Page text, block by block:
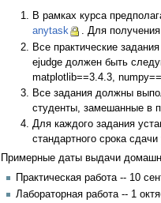
В рамках курса
anytask
. Для получения
Все практические
ejudge должен быть
matplotlib==3.4.3,
Все задания должны
студенты, замешанные в
Для каждого задания
стандартного срока
Примерные даты выдачи
Практическая работа -- 10
Лабораторная работа -- 1